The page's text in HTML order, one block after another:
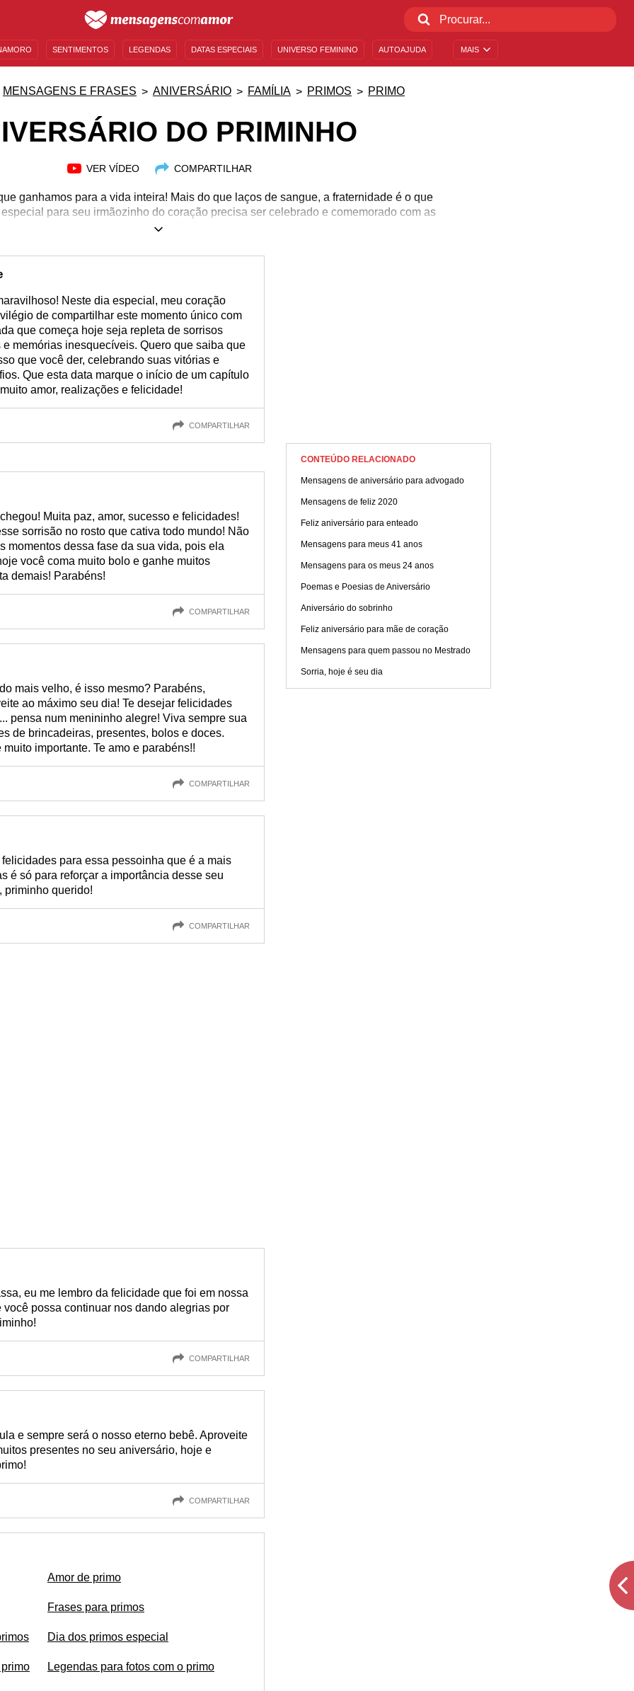
MAIS
SENTIMENTOS LEGENDAS DATAS ESPECIAIS UNIVERSO FEMININO AUTOAJUDA
MENSAGENS E FRASES ANIVERSÁRIO FAMÍLIA PRIMOS PRIMO
DO PRIMINHO
VER VÍDEO COMPARTILHAR
ganhamos para a vida inteira! Mais do que laços de sangue, a fraternidade é o que
para seu irmãozinho do coração precisa ser celebrado e comemorado com as
palavras mais lindas.
Neste dia especial, meu coração
de compartilhar este momento único com
que começa hoje seja repleta de sorrisos
memórias inesquecíveis. Quero que saiba que
que você der, celebrando suas vitórias e
Que esta data marque o início de um capítulo
amor, realizações e felicidade!
COMPARTILHAR
Muita paz, amor, sucesso e felicidades!
sorrisão no rosto que cativa todo mundo! Não
momentos dessa fase da sua vida, pois ela
você coma muito bolo e ganhe muitos
demais! Parabéns!
COMPARTILHAR
mais velho, é isso mesmo? Parabéns,
ao máximo seu dia! Te desejar felicidades
pensa num menininho alegre! Viva sempre sua
de brincadeiras, presentes, bolos e doces.
importante. Te amo e parabéns!!
COMPARTILHAR
para essa pessoinha que é a mais
é só para reforçar a importância desse seu
priminho querido!
COMPARTILHAR
eu me lembro da felicidade que foi em nossa
possa continuar nos dando alegrias por
COMPARTILHAR
e sempre será o nosso eterno bebê. Aproveite
presentes no seu aniversário, hoje e
COMPARTILHAR
Amor de primo
Frases para primos
Dia dos primos especial
Legendas para fotos com o primo
CONTEÚDO RELACIONADO
Mensagens de aniversário para advogado
Mensagens de feliz 2020
Feliz aniversário para enteado
Mensagens para meus 41 anos
Mensagens para os meus 24 anos
Poemas e Poesias de Aniversário
Aniversário do sobrinho
Feliz aniversário para mãe de coração
Mensagens para quem passou no Mestrado
Sorria, hoje é seu dia